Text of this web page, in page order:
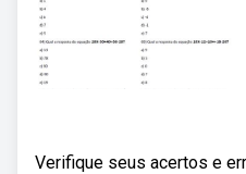
Verifique seus acertos e